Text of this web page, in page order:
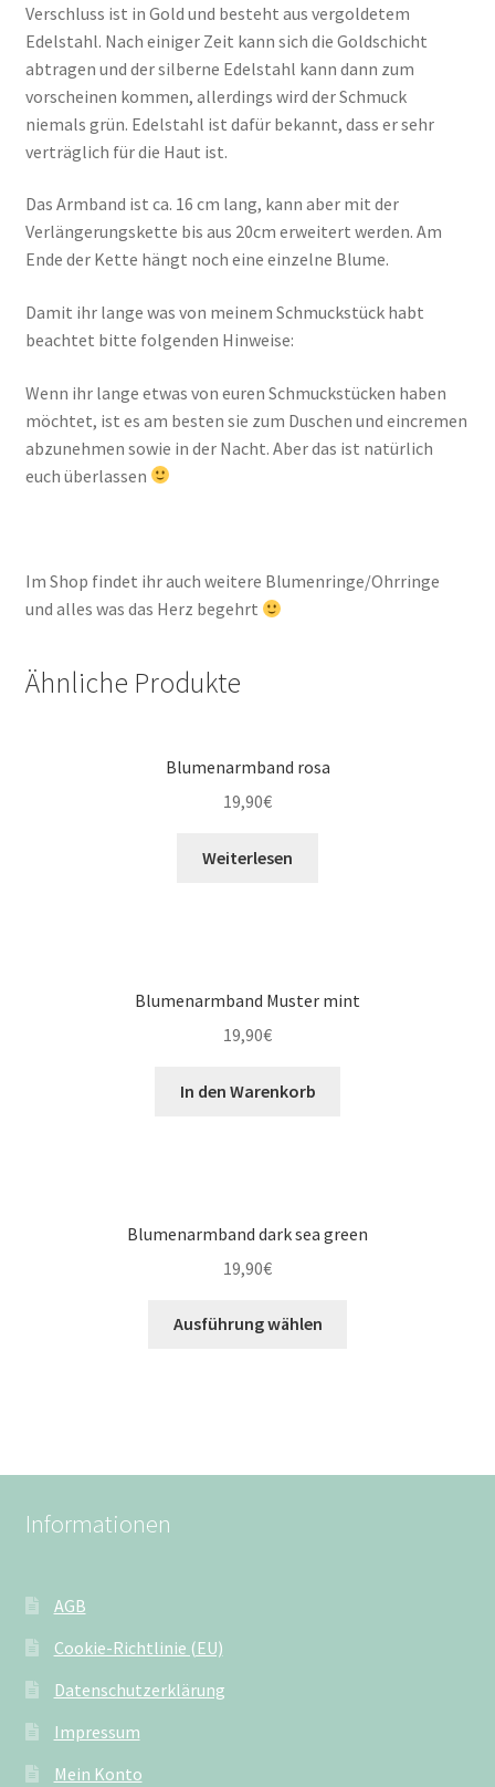
Verschluss ist in Gold und besteht aus vergoldetem
Edelstahl. Nach einiger Zeit kann sich die Goldschicht
abtragen und der silberne Edelstahl kann dann zum
vorscheinen kommen, allerdings wird der Schmuck
niemals grün. Edelstahl ist dafür bekannt, dass er sehr
verträglich für die Haut ist.
Das Armband ist ca. 16 cm lang, kann aber mit der
Verlängerungskette bis aus 20cm erweitert werden. Am
Ende der Kette hängt noch eine einzelne Blume.
Damit ihr lange was von meinem Schmuckstück habt
beachtet bitte folgenden Hinweise:
Wenn ihr lange etwas von euren Schmuckstücken haben
möchtet, ist es am besten sie zum Duschen und eincremen
abzunehmen sowie in der Nacht. Aber das ist natürlich
euch überlassen
Im Shop findet ihr auch weitere Blumenringe/Ohrringe
und alles was das Herz begehrt
Ähnliche Produkte
Blumenarmband rosa
19,90€
Weiterlesen
Blumenarmband Muster mint
19,90€
In den Warenkorb
Blumenarmband dark sea green
19,90€
Ausführung wählen
Informationen
AGB
Cookie-Richtlinie (EU)
Datenschutzerklärung
Impressum
Mein Konto